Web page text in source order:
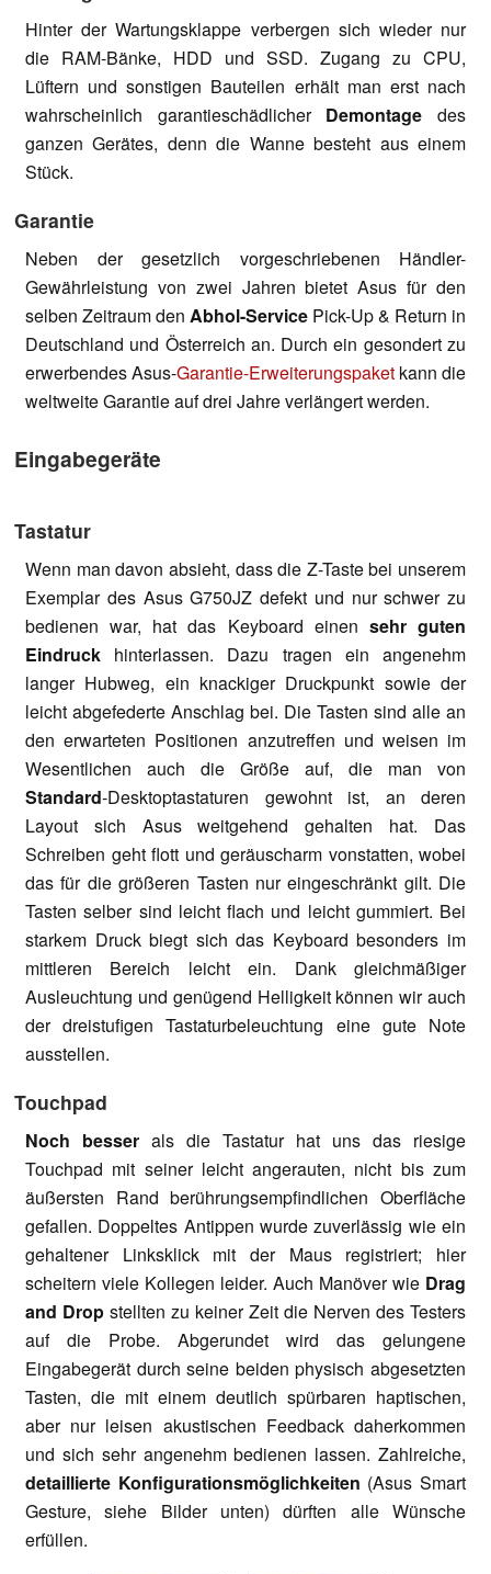
Hinter der Wartungsklappe verbergen sich wieder nur
die RAM-Bänke, HDD und SSD. Zugang zu CPU,
Lüftern und sonstigen Bauteilen erhält man erst nach
wahrscheinlich garantieschädlicher Demontage des
ganzen Gerätes, denn die Wanne besteht aus einem
Stück.
Garantie
Neben der gesetzlich vorgeschriebenen Händler-
Gewährleistung von zwei Jahren bietet Asus für den
selben Zeitraum den Abhol-Service Pick-Up & Return in
Deutschland und Österreich an. Durch ein gesondert zu
erwerbendes Asus-Garantie-Erweiterungspaket kann die
weltweite Garantie auf drei Jahre verlängert werden.
Eingabegeräte
Tastatur
Wenn man davon absieht, dass die Z-Taste bei unserem
Exemplar des Asus G750JZ defekt und nur schwer zu
bedienen war, hat das Keyboard einen sehr guten
Eindruck hinterlassen. Dazu tragen ein angenehm
langer Hubweg, ein knackiger Druckpunkt sowie der
leicht abgefederte Anschlag bei. Die Tasten sind alle an
den erwarteten Positionen anzutreffen und weisen im
Wesentlichen auch die Größe auf, die man von
Standard-Desktoptastaturen gewohnt ist, an deren
Layout sich Asus weitgehend gehalten hat. Das
Schreiben geht flott und geräuscharm vonstatten, wobei
das für die größeren Tasten nur eingeschränkt gilt. Die
Tasten selber sind leicht flach und leicht gummiert. Bei
starkem Druck biegt sich das Keyboard besonders im
mittleren Bereich leicht ein. Dank gleichmäßiger
Ausleuchtung und genügend Helligkeit können wir auch
der dreistufigen Tastaturbeleuchtung eine gute Note
ausstellen.
Touchpad
Noch besser als die Tastatur hat uns das riesige
Touchpad mit seiner leicht angerauten, nicht bis zum
äußersten Rand berührungsempfindlichen Oberfläche
gefallen. Doppeltes Antippen wurde zuverlässig wie ein
gehaltener Linksklick mit der Maus registriert; hier
scheitern viele Kollegen leider. Auch Manöver wie Drag
and Drop stellten zu keiner Zeit die Nerven des Testers
auf die Probe. Abgerundet wird das gelungene
Eingabegerät durch seine beiden physisch abgesetzten
Tasten, die mit einem deutlich spürbaren haptischen,
aber nur leisen akustischen Feedback daherkommen
und sich sehr angenehm bedienen lassen. Zahlreiche,
detaillierte Konfigurationsmöglichkeiten (Asus Smart
Gesture, siehe Bilder unten) dürften alle Wünsche
erfüllen.